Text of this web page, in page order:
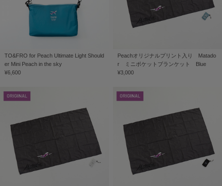
TO&FRO for Peach Ultimate Light Should
er Mini Peach in the sky
¥6,600
Peachオリジナルプリント入り Matado
r ミニポケットブランケット Blue
¥3,000